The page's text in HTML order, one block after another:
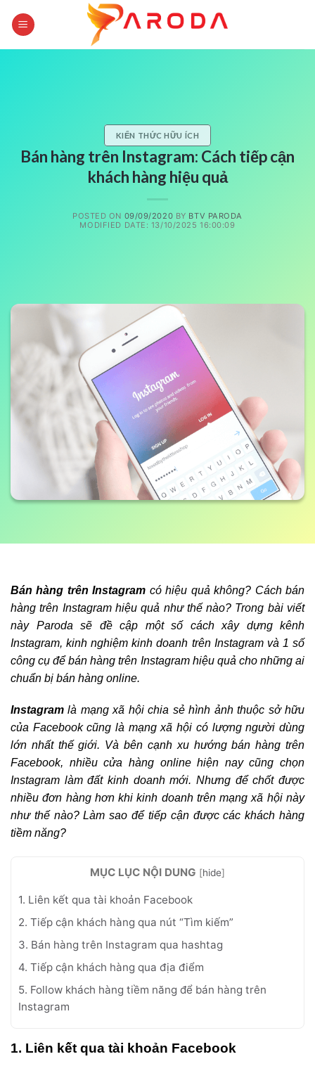
KIẾN THỨC HỮU ÍCH
Bán hàng trên Instagram: Cách tiếp cận
khách hàng hiệu quả
POSTED ON 09/09/2020 BY BTV PARODA
MODIFIED DATE: 13/10/2025 16:00:09
Bán hàng trên Instagram có hiệu quả không? Cách bán
hàng trên Instagram hiệu quả như thế nào? Trong bài viết
này Paroda sẽ đề cập một số cách xây dựng kênh
Instagram, kinh nghiệm kinh doanh trên Instagram và 1 số
công cụ để bán hàng trên Instagram hiệu quả cho những ai
chuẩn bị bán hàng online.
Instagram là mạng xã hội chia sẻ hình ảnh thuộc sở hữu
của Facebook cũng là mạng xã hội có lượng người dùng
lớn nhất thế giới. Và bên cạnh xu hướng bán hàng trên
Facebook, nhiều cửa hàng online hiện nay cũng chọn
Instagram làm đất kinh doanh mới. Nhưng để chốt được
nhiều đơn hàng hơn khi kinh doanh trên mạng xã hội này
như thế nào? Làm sao để tiếp cận được các khách hàng
tiềm năng?
MỤC LỤC NỘI DUNG [hide]
1. Liên kết qua tài khoản Facebook
2. Tiếp cận khách hàng qua nút “Tìm kiếm”
3. Bán hàng trên Instagram qua hashtag
4. Tiếp cận khách hàng qua địa điểm
5. Follow khách hàng tiềm năng để bán hàng trên
Instagram
1. Liên kết qua tài khoản Facebook